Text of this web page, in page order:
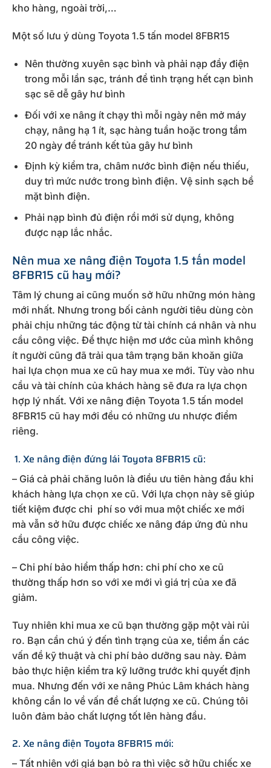
kho hàng, ngoài trời,…
Một số lưu ý dùng Toyota 1.5 tấn model 8FBR15
Nên thường xuyên sạc bình và phải nạp đầy điện
trong mỗi lần sạc, tránh để tình trạng hết cạn bình
sạc sẽ dễ gây hư bình
Đối với xe nâng ít chạy thì mỗi ngày nên mở máy
chạy, nâng hạ 1 ít, sạc hàng tuần hoặc trong tầm
20 ngày để tránh kết tủa gây hư bình
Định kỳ kiểm tra, châm nước bình điện nếu thiếu,
duy trì mức nước trong bình điện. Vệ sinh sạch bề
mặt bình điện.
Phải nạp bình đủ điện rồi mới sử dụng, không
được nạp lắc nhắc.
Nên mua xe nâng điện Toyota 1.5 tấn model
8FBR15 cũ hay mới?
Tâm lý chung ai cũng muốn sở hữu những món hàng
mới nhất. Nhưng trong bối cảnh người tiêu dùng còn
phải chịu những tác động từ tài chính cá nhân và nhu
cầu công việc. Để thực hiện mơ ước của mình không
ít người cũng đã trải qua tâm trạng băn khoăn giữa
hai lựa chọn mua xe cũ hay mua xe mới. Tùy vào nhu
cầu và tài chính của khách hàng sẽ đưa ra lựa chọn
hợp lý nhất. Với xe nâng điện Toyota 1.5 tấn model
8FBR15 cũ hay mới đều có những ưu nhược điểm
riêng.
1. Xe nâng điện đứng lái Toyota 8FBR15 cũ:
– Giá cả phải chăng luôn là điều ưu tiên hàng đầu khi
khách hàng lựa chọn xe cũ. Với lựa chọn này sẽ giúp
tiết kiệm được chi phí so với mua một chiếc xe mới
mà vẫn sở hữu được chiếc xe nâng đáp ứng đủ nhu
cầu công việc.
– Chi phí bảo hiểm thấp hơn: chi phí cho xe cũ
thường thấp hơn so với xe mới vì giá trị của xe đã
giảm.
Tuy nhiên khi mua xe cũ bạn thường gặp một vài rủi
ro. Bạn cần chú ý đến tình trạng của xe, tiềm ẩn các
vấn đề kỹ thuật và chi phí bảo dưỡng sau này. Đảm
bảo thực hiện kiểm tra kỹ lưỡng trước khi quyết định
mua. Nhưng đến với xe nâng Phúc Lâm khách hàng
không cần lo về vấn đề chất lượng xe cũ. Chúng tôi
luôn đảm bảo chất lượng tốt lên hàng đầu.
2. Xe nâng điện Toyota 8FBR15 mới:
– Tất nhiên với giá bạn bỏ ra thì việc sở hữu chiếc xe